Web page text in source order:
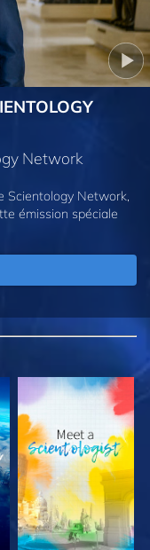
Network
Scientology Network,
émission spéciale